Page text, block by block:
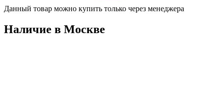
Данный товар можно купить только через менеджера
Наличие в Москвe